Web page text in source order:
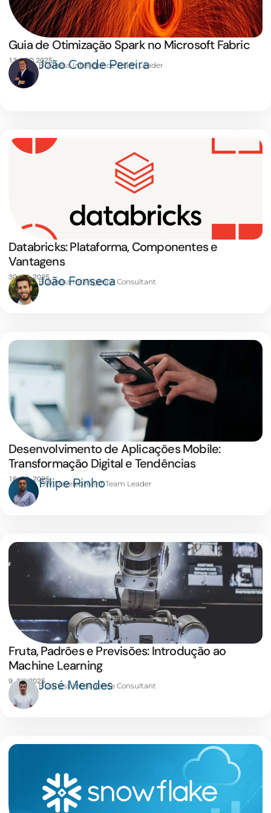
Guia de Otimização Spark no Microsoft Fabric
13 AGO 2025João Conde Pereira
Business Intelligence Team Leader
Databricks: Plataforma, Componentes e
Vantagens
30 JUL 2025João Fonseca
Business Intelligence Consultant
Desenvolvimento de Aplicações Mobile:
Transformação Digital e Tendências
16 JUL 2025Filipe Pinho
SW Development Team Leader
Fruta, Padrões e Previsões: Introdução ao
Machine Learning
9 JUL 2025José Mendes
Business Intelligence Consultant